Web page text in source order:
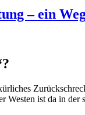
– ein
Westen ist da in